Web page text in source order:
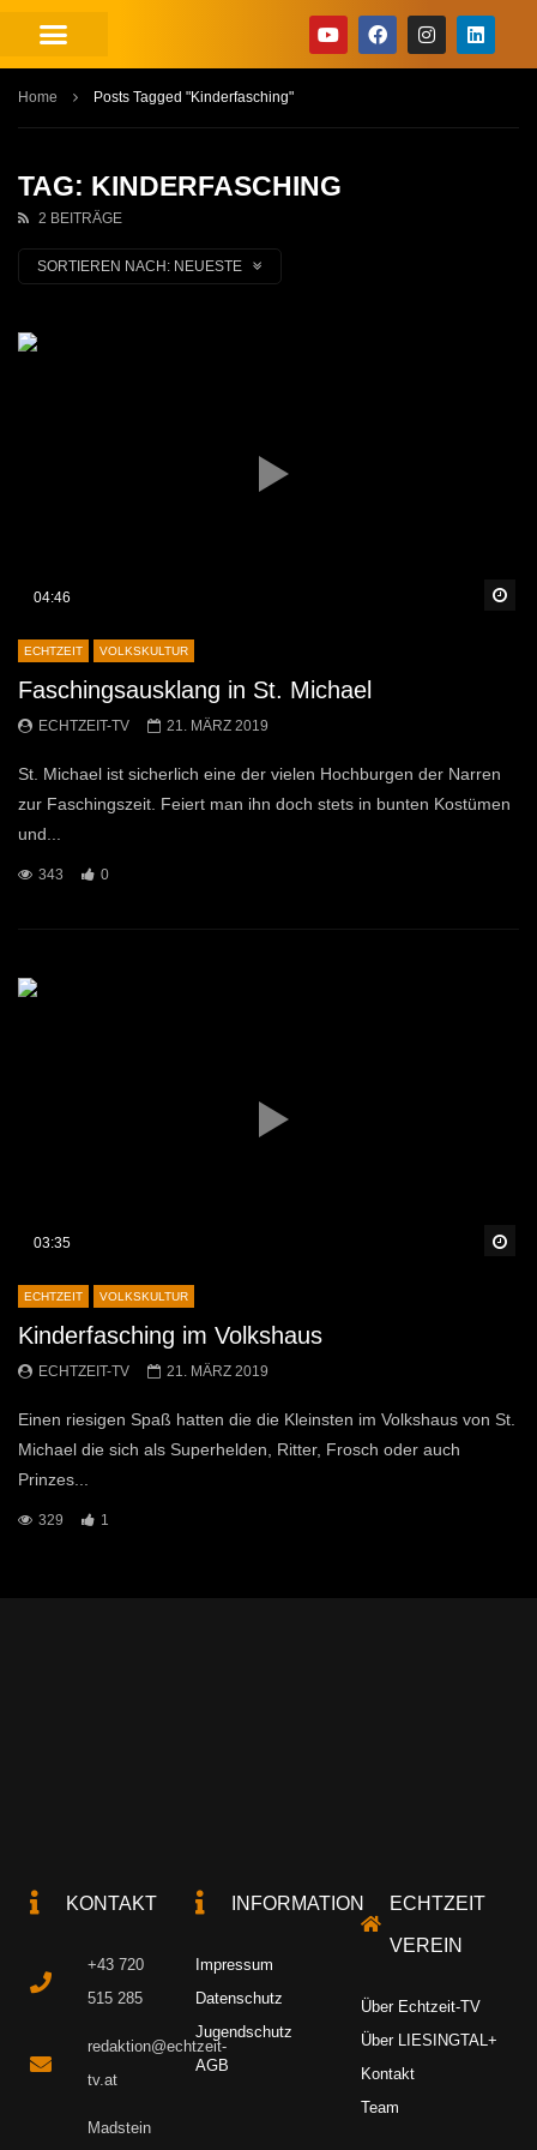
Home Posts Tagged "Kinderfasching"
TAG: KINDERFASCHING
2 BEITRÄGE
SORTIEREN NACH: NEUESTE
04:46
ECHTZEIT VOLKSKULTUR
Faschingsausklang in St. Michael
ECHTZEIT-TV 21. MÄRZ 2019
St. Michael ist sicherlich eine der vielen Hochburgen der Narren
zur Faschingszeit. Feiert man ihn doch stets in bunten Kostümen
und...
343 0
03:35
ECHTZEIT VOLKSKULTUR
Kinderfasching im Volkshaus
ECHTZEIT-TV 21. MÄRZ 2019
Einen riesigen Spaß hatten die die Kleinsten im Volkshaus von St.
Michael die sich als Superhelden, Ritter, Frosch oder auch
Prinzes...
329 1
KONTAKT
+43 720
515 285
redaktion@echtzeit-
tv.at
Madstein
INFORMATION
Impressum
Datenschutz
Jugendschutz
AGB
ECHTZEIT
VEREIN
Über Echtzeit-TV
Über LIESINGTAL+
Kontakt
Team